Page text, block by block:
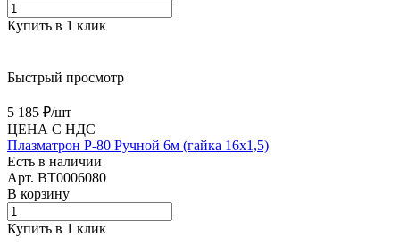
Купить в 1 клик
Быстрый просмотр
5 185 ₽/шт
ЦЕНА С НДС
Плазматрон P-80 Ручной 6м (гайка 16х1,5)
Есть в наличии
Арт. BT0006080
В корзину
Купить в 1 клик